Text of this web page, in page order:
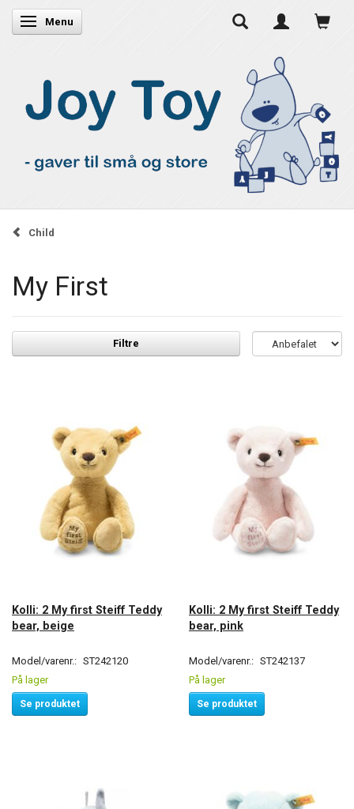
Skifte navigation
Menu
Child
My First
Filtre
Kolli: 2 My first Steiff Teddy
bear, beige
Model/varenr.: ST242120
På lager
Se produktet
Kolli: 2 My first Steiff Teddy
bear, pink
Model/varenr.: ST242137
På lager
Se produktet